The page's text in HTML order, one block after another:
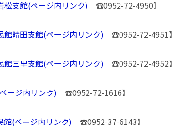
松支館(ページ内リンク) ☎0952-72-4950】
館晴田支館(ページ内リンク) ☎0952-72-4951】
館三里支館(ページ内リンク) ☎0952-72-4952】
ージ内リンク) ☎0952-72-1616】
館(ページ内リンク) ☎0952-37-6143】